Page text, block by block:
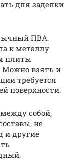
для заделки
ПВА.
к металлу
плиты
Можно взять и
требуется
поверхности.
собой,
не
и другие